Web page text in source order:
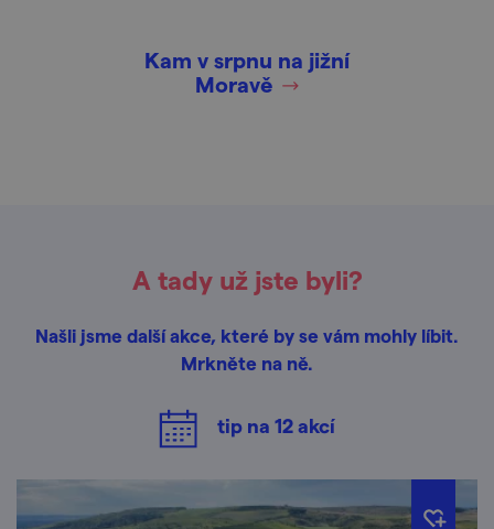
Kam v srpnu na jižní
Moravě
A tady už jste byli?
Našli jsme další akce, které by se vám mohly líbit.
Mrkněte na ně.
tip na 12akcí